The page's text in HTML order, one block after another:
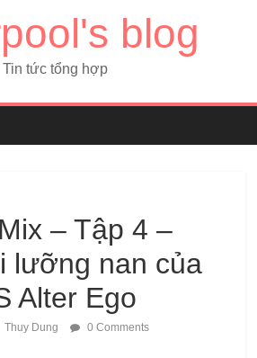
blog
Tin tức tổng hợp
– Tập 4 –
lưỡng nan của
Alter Ego
Thuy Dung 0 Comments